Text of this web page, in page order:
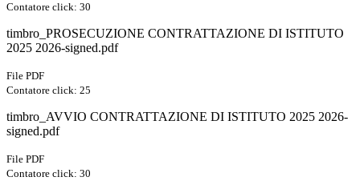
Contatore click: 30
timbro_PROSECUZIONE CONTRATTAZIONE DI ISTITUTO
2025 2026-signed.pdf
File PDF
Contatore click: 25
timbro_AVVIO CONTRATTAZIONE DI ISTITUTO 2025 2026-
signed.pdf
File PDF
Contatore click: 30